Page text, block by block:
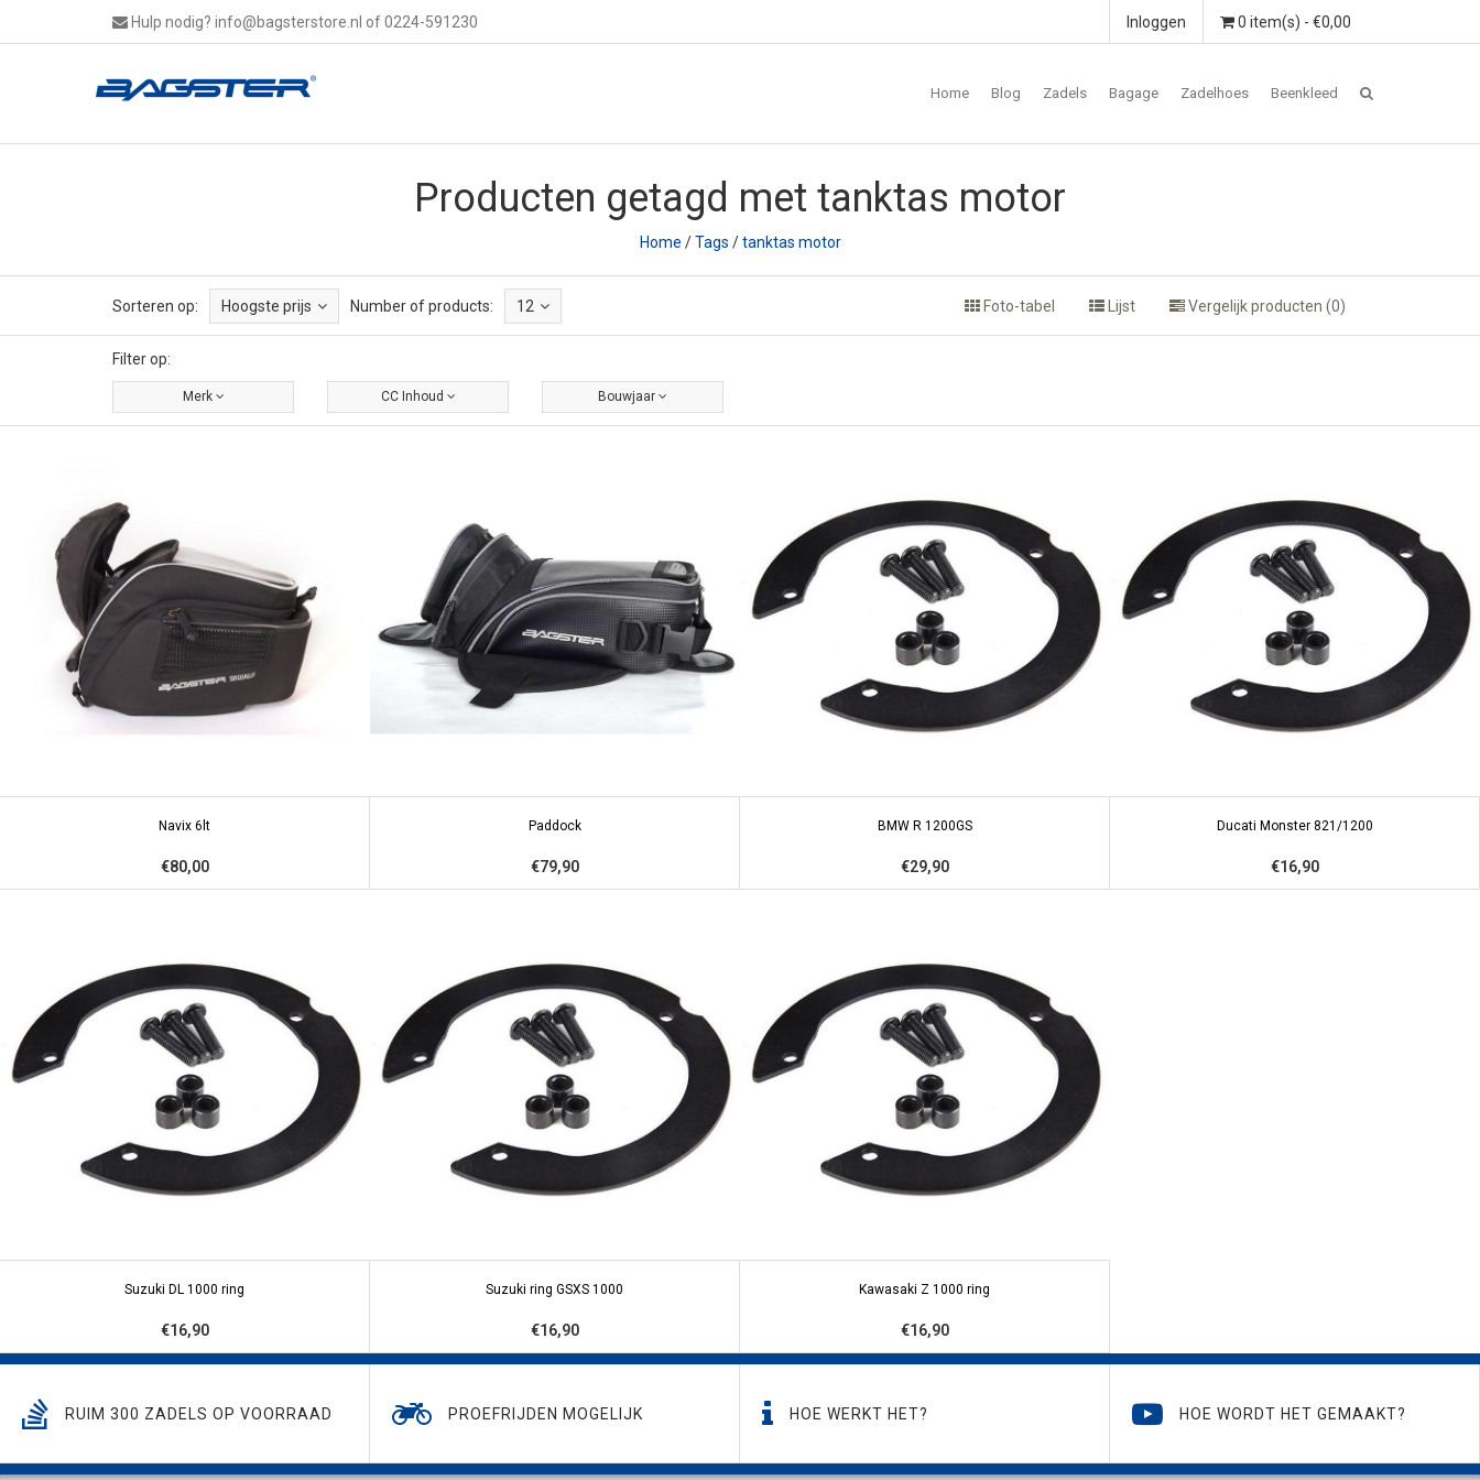
Hulp nodig? info@bagsterstore.nl of 0224-591230 0 item(s) - €0,00
Inloggen
Home Blog Zadels Bagage Zadelhoes Beenkleed
Producten getagd met tanktas motor
Home /Tags /tanktas motor
Sorteren op: Hoogste prijs Number of products: 12 Foto-tabel Lijst Vergelijk producten (0)
Filter op:
Merk CC Inhoud Bouwjaar
Navix 6lt
€80,00
Paddock
€79,90
BMW R 1200GS
€29,90
Ducati Monster 821/1200
€16,90
Suzuki DL 1000 ring
€16,90
Suzuki ring GSXS 1000
€16,90
Kawasaki Z 1000 ring
€16,90
RUIM 300 ZADELS OP VOORRAAD PROEFRIJDEN MOGELIJK HOE WERKT HET? HOE WORDT HET GEMAAKT?